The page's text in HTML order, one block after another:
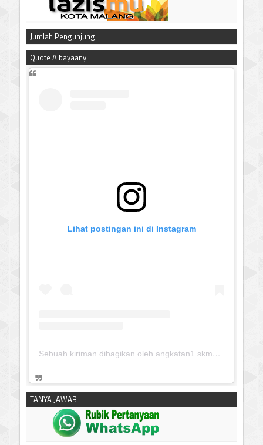
Jumlah Pengunjung
Quote Albayaany
Lihat postingan ini di Instagram
Sebuah kiriman dibagikan oleh angkatan1 skmm 2020 (@albayaanyinfo)
TANYA JAWAB
silahkan klik untuk download:Keputusan Pimpinan Pusat
Muhammadiyah, Tentang Tanfidz Keputusan Munas XXXI
Tarjih: Tentang KRITERIA AWAL WAKTU SUBUH